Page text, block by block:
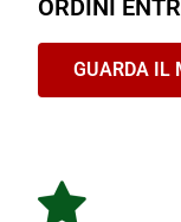
ORDINI
GUARDA IL